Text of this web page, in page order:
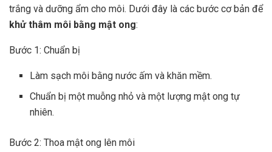
trắng và dưỡng ẩm cho môi. Dưới đây là các bước cơ bản để
khử thâm môi bằng mật ong:
Bước 1: Chuẩn bị
Làm sạch môi bằng nước ấm và khăn mềm.
Chuẩn bị một muỗng nhỏ và một lượng mật ong tự
nhiên.
Bước 2: Thoa mật ong lên môi